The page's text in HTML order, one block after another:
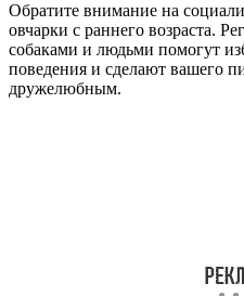
Обратите внимание на
овчарки с раннего возраста.
собаками и людьми помогут
поведения и сделают вашего
дружелюбным.